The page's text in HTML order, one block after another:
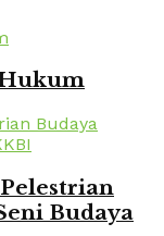
Budaya